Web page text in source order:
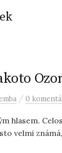
/ 0
hlasem.
velmi